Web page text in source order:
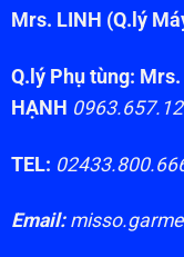
Mrs. LINH (Q.lý
Q.lý Phụ tùng: Mrs.
HẠNH
TEL:
Email: